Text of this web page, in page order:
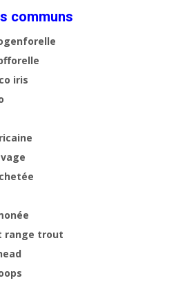
communs
iris
range trout